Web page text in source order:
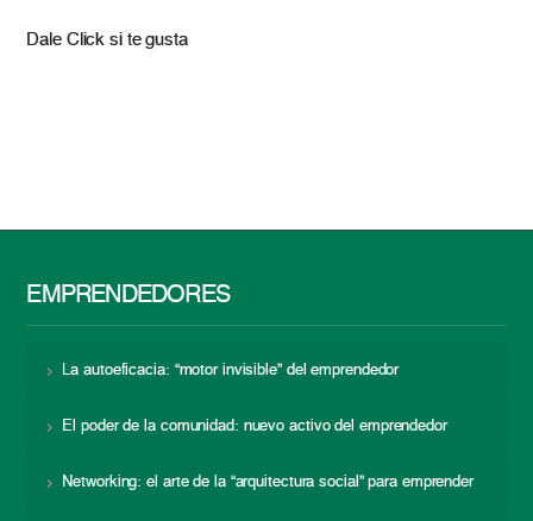
Dale Click si te gusta
EMPRENDEDORES
La autoeficacia: “motor invisible” del emprendedor
El poder de la comunidad: nuevo activo del emprendedor
Networking: el arte de la “arquitectura social” para emprender